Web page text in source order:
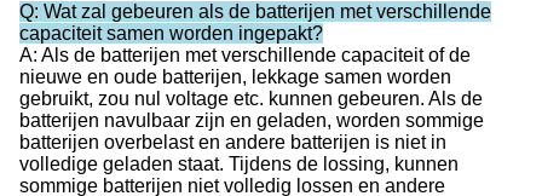
Q: Wat zal gebeuren als de batterijen met verschillende
capaciteit samen worden ingepakt?
A: Als de batterijen met verschillende capaciteit of de
nieuwe en oude batterijen, lekkage samen worden
gebruikt, zou nul voltage etc. kunnen gebeuren. Als de
batterijen navulbaar zijn en geladen, worden sommige
batterijen overbelast en andere batterijen is niet in
volledige geladen staat. Tijdens de lossing, kunnen
sommige batterijen niet volledig lossen en andere